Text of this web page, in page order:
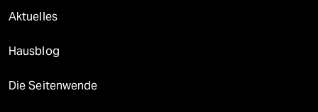
Aktuelles
Hausblog
Die Seitenwende